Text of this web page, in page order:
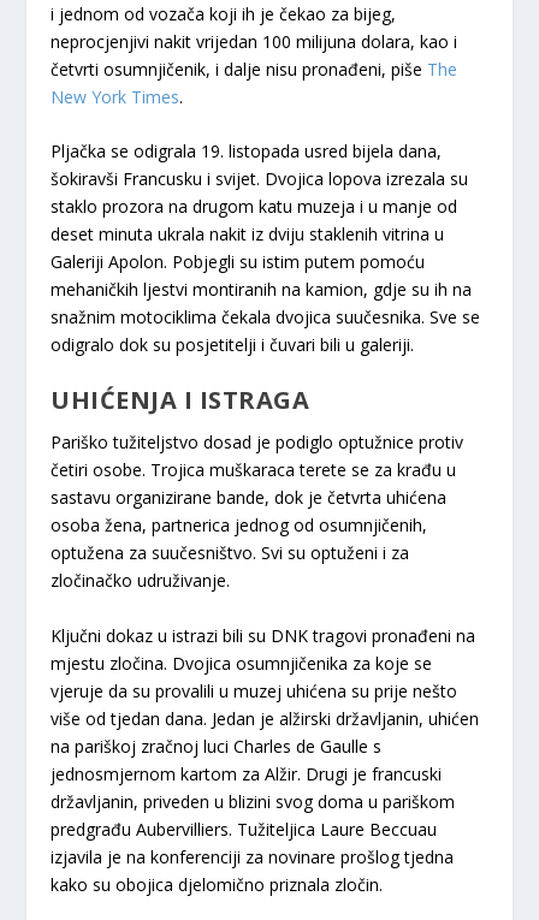
i jednom od vozača koji ih je čekao za bijeg,
neprocjenjivi nakit vrijedan 100 milijuna dolara, kao i
četvrti osumnjičenik, i dalje nisu pronađeni, piše The
New York Times.
Pljačka se odigrala 19. listopada usred bijela dana,
šokiravši Francusku i svijet. Dvojica lopova izrezala su
staklo prozora na drugom katu muzeja i u manje od
deset minuta ukrala nakit iz dviju staklenih vitrina u
Galeriji Apolon. Pobjegli su istim putem pomoću
mehaničkih ljestvi montiranih na kamion, gdje su ih na
snažnim motociklima čekala dvojica suučesnika. Sve se
odigralo dok su posjetitelji i čuvari bili u galeriji.
UHIĆENJA I ISTRAGA
Pariško tužiteljstvo dosad je podiglo optužnice protiv
četiri osobe. Trojica muškaraca terete se za krađu u
sastavu organizirane bande, dok je četvrta uhićena
osoba žena, partnerica jednog od osumnjičenih,
optužena za suučesništvo. Svi su optuženi i za
zločinačko udruživanje.
Ključni dokaz u istrazi bili su DNK tragovi pronađeni na
mjestu zločina. Dvojica osumnjičenika za koje se
vjeruje da su provalili u muzej uhićena su prije nešto
više od tjedan dana. Jedan je alžirski državljanin, uhićen
na pariškoj zračnoj luci Charles de Gaulle s
jednosmjernom kartom za Alžir. Drugi je francuski
državljanin, priveden u blizini svog doma u pariškom
predgrađu Aubervilliers. Tužiteljica Laure Beccuau
izjavila je na konferenciji za novinare prošlog tjedna
kako su obojica djelomično priznala zločin.